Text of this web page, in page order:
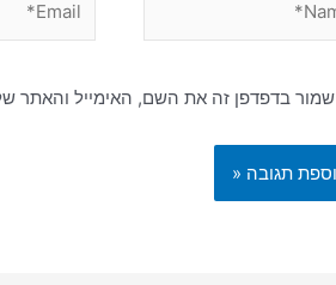
שמור בדפדפן זה את השם, האימייל והאתר